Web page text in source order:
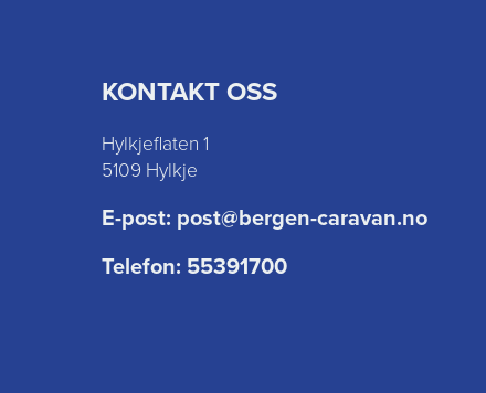
KONTAKT OSS
Hylkjeflaten 1
5109 Hylkje
E-post: post@bergen-caravan.no
Telefon: 55391700